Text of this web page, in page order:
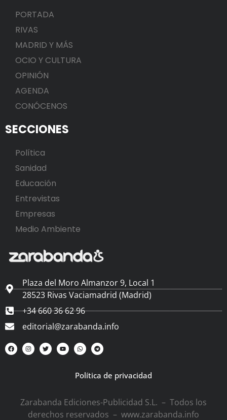
PORTADA
RIVAS
MADRID Y MÁS
OCIO Y CULTURA
OPINIÓN
AGENDA
CONÓCENOS
SECCIONES
Política
Sanidad
Educación
Entrevistas
Empresas
Medio Ambiente
Plaza del Moro Almanzor 9, Local 1
28523 Rivas Vaciamadrid (Madrid)
+34 660 36 62 96
editorial@zarabanda.info
Política de privacidad
Zarabanda Ediciones-Publicidad S.L. – Todos los
derechos reservados – www.zarabanda.info